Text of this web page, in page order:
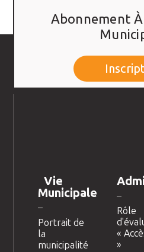
Abonnement
Vie
Municipale
Portrait de
la
municipalité
Rôle
«
»